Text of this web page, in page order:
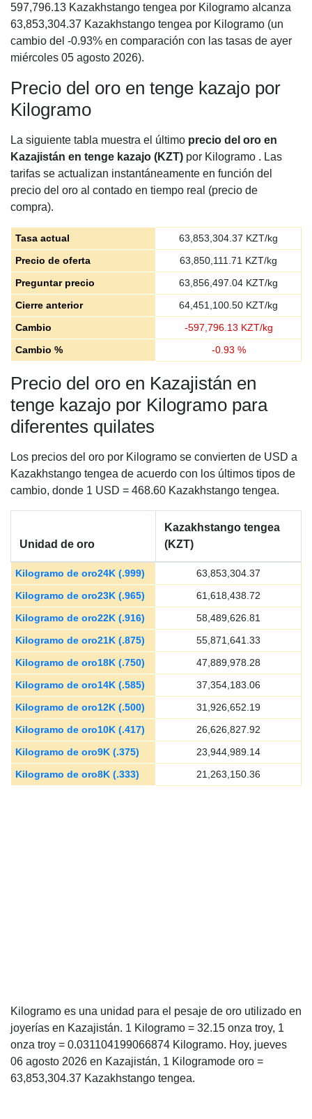
597,796.13 Kazakhstango tengea por Kilogramo alcanza
63,853,304.37 Kazakhstango tengea por Kilogramo (un
cambio del -0.93% en comparación con las tasas de ayer
miércoles 05 agosto 2026).
Precio del oro en tenge kazajo por
Kilogramo
La siguiente tabla muestra el último precio del oro en
Kazajistán en tenge kazajo (KZT) por Kilogramo . Las
tarifas se actualizan instantáneamente en función del
precio del oro al contado en tiempo real (precio de
compra).
Tasa actual 63,853,304.37 KZT/kg
Precio de oferta
63,850,111.71 KZT/kg
Preguntar precio
63,856,497.04 KZT/kg
Cierre anterior
64,451,100.50 KZT/kg
Cambio
-597,796.13 KZT/kg
Cambio %
-0.93 %
Precio del oro en Kazajistán en
tenge kazajo por Kilogramo para
diferentes quilates
Los precios del oro por Kilogramo se convierten de USD a
Kazakhstango tengea de acuerdo con los últimos tipos de
cambio, donde 1 USD = 468.60 Kazakhstango tengea.
Unidad de oro
Kazakhstango tengea
(KZT)
Kilogramo de oro24K (.999)
63,853,304.37
Kilogramo de oro23K (.965)
61,618,438.72
Kilogramo de oro22K (.916)
58,489,626.81
Kilogramo de oro21K (.875)
55,871,641.33
Kilogramo de oro18K (.750)
47,889,978.28
Kilogramo de oro14K (.585)
37,354,183.06
Kilogramo de oro12K (.500)
31,926,652.19
Kilogramo de oro10K (.417)
26,626,827.92
Kilogramo de oro9K (.375)
23,944,989.14
Kilogramo de oro8K (.333)
21,263,150.36
Kilogramo es una unidad para el pesaje de oro utilizado en
joyerías en Kazajistán. 1 Kilogramo = 32.15 onza troy, 1
onza troy = 0.031104199066874 Kilogramo. Hoy, jueves
06 agosto 2026 en Kazajistán, 1 Kilogramode oro =
63,853,304.37 Kazakhstango tengea.